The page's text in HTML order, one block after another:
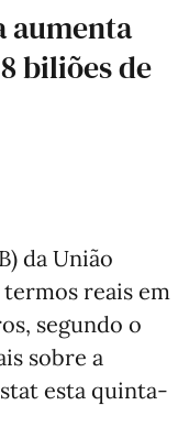
aumenta
biliões de
da União
reais em
segundo o
sobre a
esta quinta-